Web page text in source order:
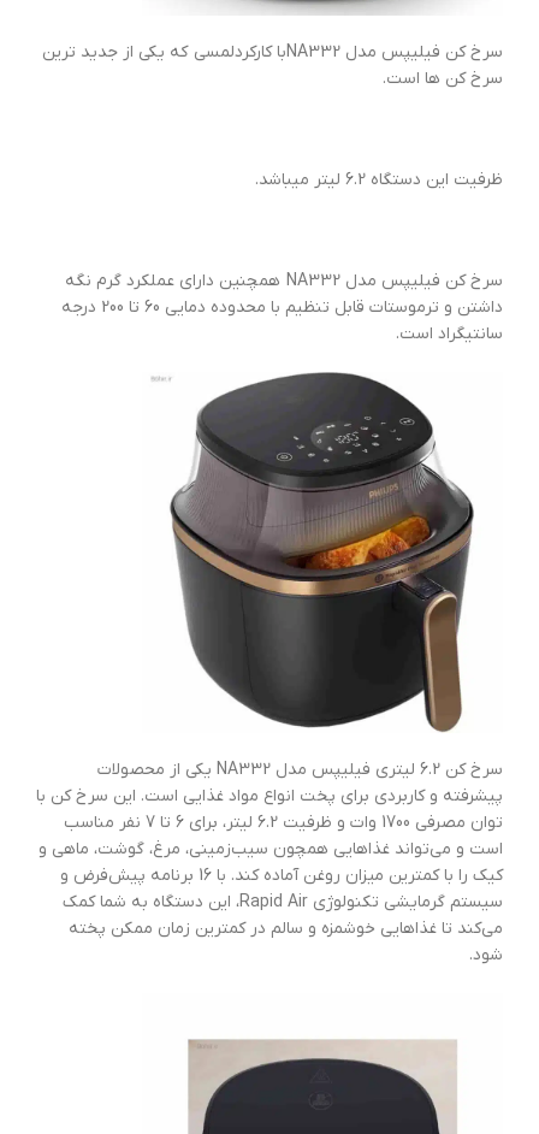
سرخ کن فیلیپس مدل NA332با کارکردلمسی که یکی از جدید ترین
سرخ کن ها است.
ظرفیت این دستگاه 6.2 لیتر میباشد.
سرخ کن فیلیپس مدل NA332 همچنین دارای عملکرد گرم نگه
داشتن و ترموستات قابل تنظیم با محدوده دمایی 60 تا 200 درجه
سانتیگراد است.
سرخ کن 6.2 لیتری فیلیپس مدل NA332 یکی از محصولات
پیشرفته و کاربردی برای پخت انواع مواد غذایی است. این سرخ کن با
توان مصرفی 1700 وات و ظرفیت 6.2 لیتر، برای 6 تا 7 نفر مناسب
است و می‌تواند غذاهایی همچون سیب‌زمینی، مرغ، گوشت، ماهی و
کیک را با کمترین میزان روغن آماده کند. با 16 برنامه پیش‌فرض و
سیستم گرمایشی تکنولوژی Rapid Air، این دستگاه به شما کمک
می‌کند تا غذاهایی خوشمزه و سالم در کمترین زمان ممکن پخته
شود.